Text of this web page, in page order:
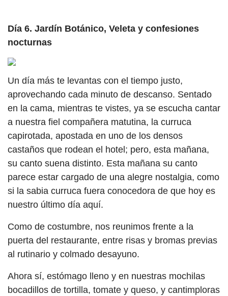
Día 6. Jardín Botánico, Veleta y confesiones
nocturnas
Un día más te levantas con el tiempo justo,
aprovechando cada minuto de descanso. Sentado
en la cama, mientras te vistes, ya se escucha cantar
a nuestra fiel compañera matutina, la curruca
capirotada, apostada en uno de los densos
castaños que rodean el hotel; pero, esta mañana,
su canto suena distinto. Esta mañana su canto
parece estar cargado de una alegre nostalgia, como
si la sabia curruca fuera conocedora de que hoy es
nuestro último día aquí.
Como de costumbre, nos reunimos frente a la
puerta del restaurante, entre risas y bromas previas
al rutinario y colmado desayuno.
Ahora sí, estómago lleno y en nuestras mochilas
bocadillos de tortilla, tomate y queso, y cantimploras